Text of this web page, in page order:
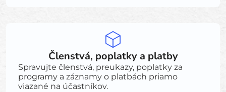
Členstvá, poplatky a platby
Spravujte členstvá, preukazy, poplatky za
programy a záznamy o platbách priamo
viazané na účastníkov.